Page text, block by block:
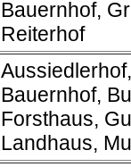
Bauernhof,
Reiterhof
Bauernhof,
Forsthaus,
Landhaus,